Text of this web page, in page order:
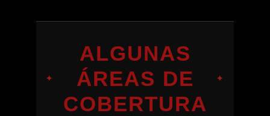
✦
ALGUNAS
ÁREAS DE
COBERTURA
✦